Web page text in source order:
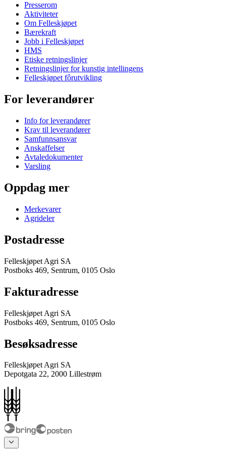
Presserom
Aktiviteter
Om Felleskjøpet
Bærekraft
Jobb i Felleskjøpet
HMS
Etiske retningslinjer
Retningslinjer for kunstig intellingens
Felleskjøpet fôrutvikling
For leverandører
Info for leverandører
Krav til leverandører
Samfunnsansvar
Anskaffelser
Avtaledokumenter
Varsling
Oppdag mer
Merkevarer
Agrideler
Postadresse
Felleskjøpet Agri SA
Postboks 469, Sentrum, 0105 Oslo
Fakturadresse
Felleskjøpet Agri SA
Postboks 469, Sentrum, 0105 Oslo
Besøksadresse
Felleskjøpet Agri SA
Depotgata 22, 2000 Lillestrøm